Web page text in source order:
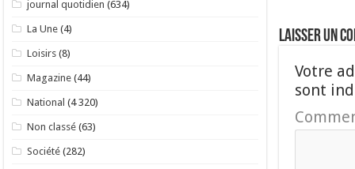
Laisser un
Votre
sont
journal quotidien (634)
La Une (4)
Loisirs (8)
Magazine (44)
National (4 320)
Non classé (63)
Société (282)